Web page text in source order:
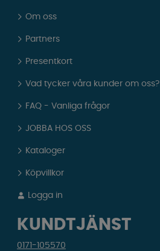
Om oss
Partners
Presentkort
Vad tycker våra kunder om oss?
FAQ - Vanliga frågor
JOBBA HOS OSS
Kataloger
Köpvillkor
Logga in
KUNDTJÄNST
0171-105570